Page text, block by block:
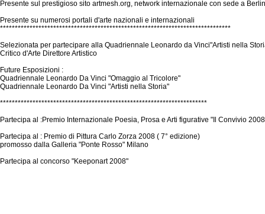
Presente sul prestigioso sito artmesh.org, network internazionale con sede a
Presente su numerosi portali d'arte nazionali e internazionali
******************************************************************************
Selezionata per partecipare alla Quadriennale Leonardo da Vinci"Artisti nella
Critico d'Arte Direttore Artistico
Future Esposizioni :
Quadriennale Leonardo Da Vinci "Omaggio al Tricolore"
Quadriennale Leonardo Da Vinci "Artisti nella Storia"
**********************************************************************
Partecipa al :Premio Internazionale Poesia, Prosa e Arti figurative "Il Convivio
Partecipa al : Premio di Pittura Carlo Zorza 2008 ( 7° edizione)
promosso dalla Galleria "Ponte Rosso" Milano
Partecipa al concorso "Keeponart 2008"